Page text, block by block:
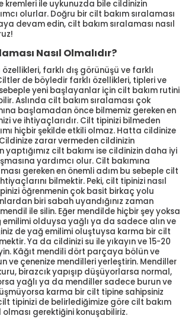
kremleri ile uykunuzda bile cildinizin
olurlar. Doğru bir cilt bakım sıralaması
devam edin, cilt bakım sıralaması nasıl
Nasıl Olmalıdır?
farklı dış görünüşü ve farklı
de böyledir farklı özellikleri, tipleri ve
yeni başlayanlar için cilt bakım rutini
Aslında cilt bakım sıralaması çok
başlamadan önce bilmemiz gereken en
ve ihtiyaçlarıdır. Cilt tipinizi bilmeden
hiçbir şekilde etkili olmaz. Hatta cildinize
zarar vermeden cildinizin
cilt bakımı ise cildinizin daha iyi
yardımcı olur. Cilt bakımına
gereken en önemli adım bu sebeple cilt
bilmektir. Peki, cilt tipinizi nasıl
öğrenmenin çok basit birkaç yolu
biri sabah uyandığınız zaman
ile silin. Eğer mendilde hiçbir şey yoksa
olduysa yağlı ya da sadece alın ve
de yağ emilimi oluştuysa karma bir cilt
Ya da cildinizi su ile yıkayın ve 15-20
Kâğıt mendili dört parçaya bölün ve
ve çenenize mendilleri yerleştirin. Mendiller
birazcık yapışıp düşüyorlarsa normal,
yağlı ya da mendiller sadece burun ve
karma bir cilt tipine sahipsiniz
tipinizi de belirlediğimize göre cilt bakım
olması gerektiğini konuşabiliriz.